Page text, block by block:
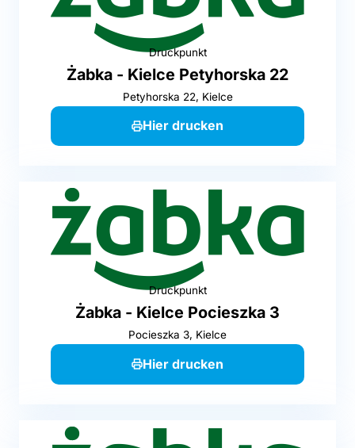
Druckpunkt
Żabka - Kielce Petyhorska 22
Petyhorska 22, Kielce
Hier drucken
Druckpunkt
Żabka - Kielce Pocieszka 3
Pocieszka 3, Kielce
Hier drucken